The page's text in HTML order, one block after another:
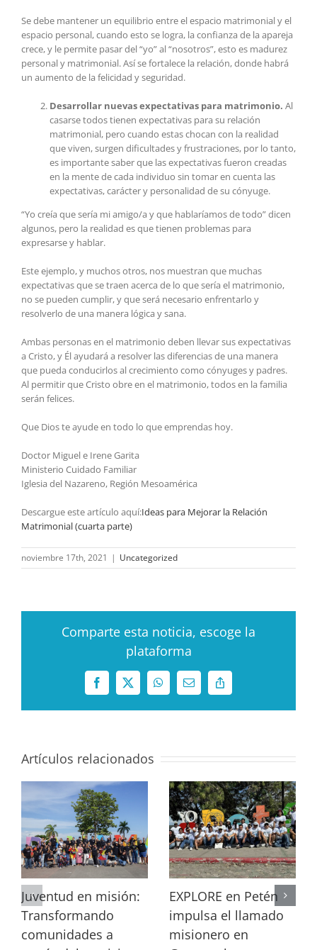
Se debe mantener un equilibrio entre el espacio matrimonial y el
espacio personal, cuando esto se logra, la confianza de la apareja
crece, y le permite pasar del “yo” al “nosotros”, esto es madurez
personal y matrimonial. Así se fortalece la relación, donde habrá
un aumento de la felicidad y seguridad.
Desarrollar nuevas expectativas para matrimonio. Al
casarse todos tienen expectativas para su relación
matrimonial, pero cuando estas chocan con la realidad
que viven, surgen dificultades y frustraciones, por lo tanto,
es importante saber que las expectativas fueron creadas
en la mente de cada individuo sin tomar en cuenta las
expectativas, carácter y personalidad de su cónyuge.
“Yo creía que sería mi amigo/a y que hablaríamos de todo” dicen
algunos, pero la realidad es que tienen problemas para
expresarse y hablar.
Este ejemplo, y muchos otros, nos muestran que muchas
expectativas que se traen acerca de lo que sería el matrimonio,
no se pueden cumplir, y que será necesario enfrentarlo y
resolverlo de una manera lógica y sana.
Ambas personas en el matrimonio deben llevar sus expectativas
a Cristo, y Él ayudará a resolver las diferencias de una manera
que pueda conducirlos al crecimiento como cónyuges y padres.
Al permitir que Cristo obre en el matrimonio, todos en la familia
serán felices.
Que Dios te ayude en todo lo que emprendas hoy.
Doctor Miguel e Irene Garita
Ministerio Cuidado Familiar
Iglesia del Nazareno, Región Mesoamérica
Descargue este artículo aquí:Ideas para Mejorar la Relación
Matrimonial (cuarta parte)
noviembre 17th, 2021 | Uncategorized
Comparte esta noticia, escoge la
plataforma
Facebook
X WhatsAppCorreoCopy
Artículos relacionados
Juventud en misión:
Transformando
comunidades a
EXPLORE en Petén
impulsa el llamado
misionero en